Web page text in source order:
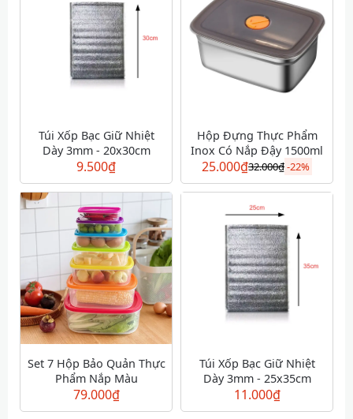
Túi Xốp Bạc Giữ Nhiệt
Dày 3mm - 20x30cm
9.500₫
Hộp Đựng Thực Phẩm
Inox Có Nắp Đậy 1500ml
25.000₫32.000₫-22%
Set 7 Hộp Bảo Quản Thực
Phẩm Nắp Màu
79.000₫
Túi Xốp Bạc Giữ Nhiệt
Dày 3mm - 25x35cm
11.000₫